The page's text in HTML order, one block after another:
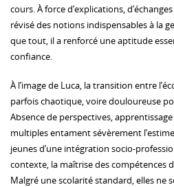
cours. À force d’explications,
révisé des notions indispensables à la
que tout, il a renforcé une aptitude
confiance.
À l’image de Luca, la transition entre
parfois chaotique, voire douloureuse
Absence de perspectives,
multiples entament sévèrement
jeunes d’une intégration socio-
contexte, la maîtrise des compétences
Malgré une scolarité standard, elles ne